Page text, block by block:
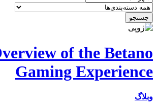
جستجو
of the Betano
Gaming Experience
وبلاگ